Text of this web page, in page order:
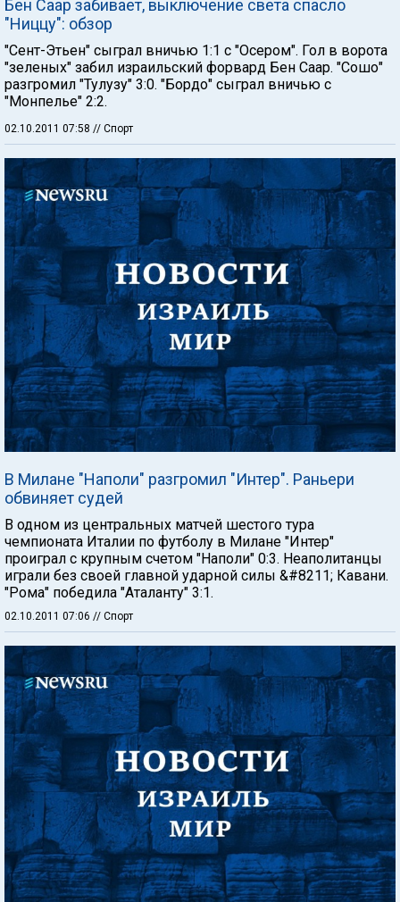
Бен Саар забивает, выключение света спасло
"Ниццу": обзор
"Сент-Этьен" сыграл вничью 1:1 с "Осером". Гол в ворота
"зеленых" забил израильский форвард Бен Саар. "Сошо"
разгромил "Тулузу" 3:0. "Бордо" сыграл вничью с
"Монпелье" 2:2.
02.10.2011 07:58 // Спорт
В Милане "Наполи" разгромил "Интер". Раньери
обвиняет судей
В одном из центральных матчей шестого тура
чемпионата Италии по футболу в Милане "Интер"
проиграл с крупным счетом "Наполи" 0:3. Неаполитанцы
играли без своей главной ударной силы &#8211; Кавани.
"Рома" победила "Аталанту" 3:1.
02.10.2011 07:06 // Спорт